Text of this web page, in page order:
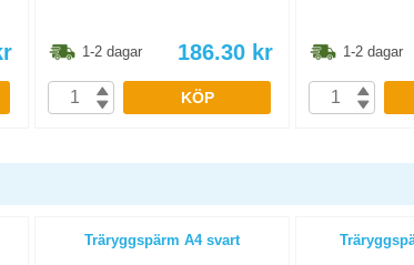
1-2 dagar 186.30 kr
KÖP
1-2 dagar
Träryggspärm A4 svart